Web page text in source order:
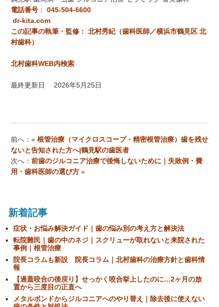
電話番号 ：
045-504-6600
dr-kita.com
この記事の執筆・監修： 北村秀紀（歯科医師／横浜市鶴見区 北
村歯科）
北村歯科WEB内検索
最終更新日 2026年5月25日
前へ：« 根管治療（マイクロスコープ・精密根管治療）歯を残せ
ないと告知された方へ|鶴見駅の歯医者
次へ： 前歯のジルコニア治療で後悔しないために｜失敗例・費
用・歯科医師の選び方 »
新着記事
症状・お悩み解決ガイド｜歯の悩み別の考え方と解決法
転院難民｜歯の中のネジ｜スクリューが取れないと来院された
事例｜根管治療
院長コラムも新設 院長コラム｜北村歯科の治療方針と歯科情
報
【過蓋咬合の後戻り】せっかく咬合挙上したのに…2ヶ月の放
置から三度目の正直へ
メタルボンドからジルコニアへのやり替え｜除去後に使えない